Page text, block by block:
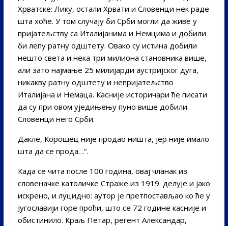
Хрватске: Лику, остали Хрвати и Словенци нек раде
шта хоће. У том случају би Срби могли да живе у
пријатељству са Италијанима и Немцима и добили
би лепу ратну одштету. Овако су истина добили
нешто света и нека три милиона становника више,
али зато најмање 25 милијарди аустријског дуга,
никакву ратну одштету и непријатељство
Италијана и Немаца. Касније историчари ће писати
да су при овом уједињењу пуно више добили
Словенци него Срби.
Дакле, Корошец није продао ништа, јер није имало
шта да се прода…“.
Када се чита после 100 година, овај чланак из
словеначке католичке Страже из 1919. делује и јако
искрено, и луцидно: аутор је претпостављао ко ће у
Југославији горе проћи, што се 72 године касније и
обистинило. Краљ Петар, регент Александар,